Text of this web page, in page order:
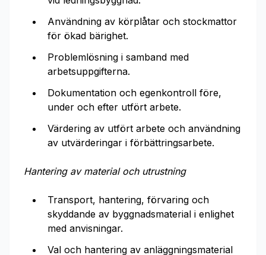
Användning av körplåtar och stockmattor
för ökad bärighet.
Problemlösning i samband med
arbetsuppgifterna.
Dokumentation och egenkontroll före,
under och efter utfört arbete.
Värdering av utfört arbete och användning
av utvärderingar i förbättringsarbete.
Hantering av material och utrustning
Transport, hantering, förvaring och
skyddande av byggnadsmaterial i enlighet
med anvisningar.
Val och hantering av anläggningsmaterial